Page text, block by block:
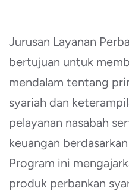
Jurusan Layanan
bertujuan untuk
mendalam tentang
syariah dan
pelayanan nasabah
keuangan
Program ini
produk perbankan